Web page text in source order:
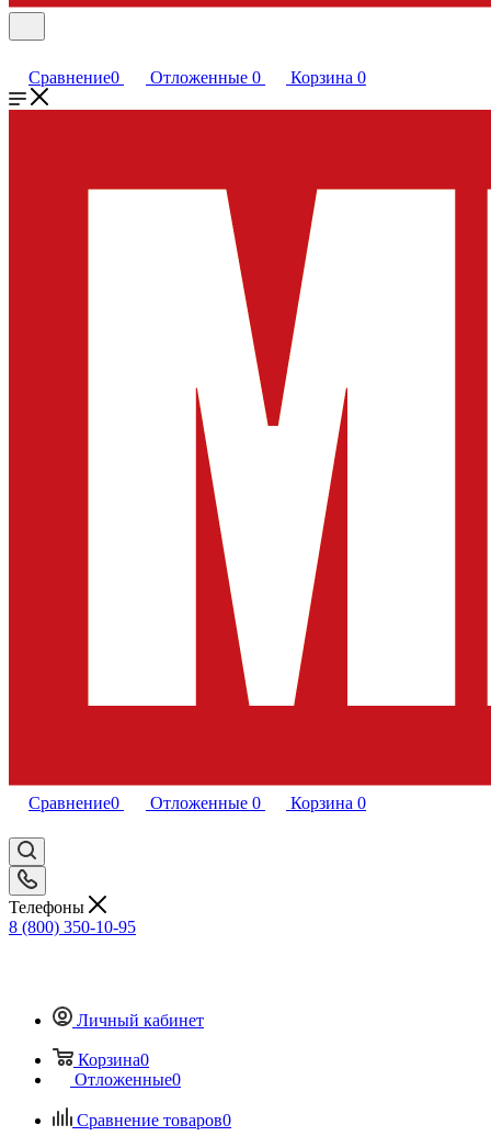
Сравнение0 Отложенные 0 Корзина 0
Сравнение0 Отложенные 0 Корзина 0
Телефоны
8 (800) 350-10-95
Личный кабинет
Корзина0
Отложенные0
Сравнение товаров0